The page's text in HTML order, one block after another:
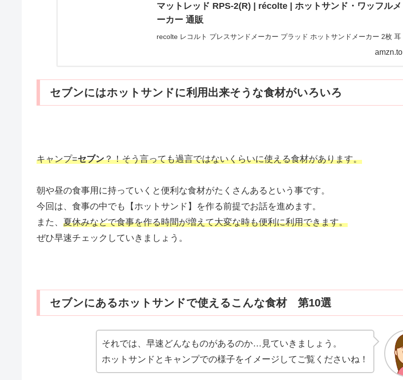
マットレッド RPS-2(R) | récolte | ホットサンド・ワッフルメ
ーカー 通販
recolte レコルト プレスサンドメーカー プラッド ホットサンドメーカー 2枚 耳
フルメーカーストアでいつでもお買い得。当日お急ぎ便対象商品は、当日お...
amzn.to
セブンにはホットサンドに利用出来そうな食材がいろいろ
キャンプ=セブン？！そう言っても過言ではないくらいに使える食材があります。
朝や昼の食事用に持っていくと便利な食材がたくさんあるという事です。
今回は、食事の中でも【ホットサンド】を作る前提でお話を進めます。
また、 夏休みなどで食事を作る時間が増えて大変な時も便利に利用できます。
ぜひ早速チェックしていきましょう。
セブンにあるホットサンドで使えるこんな食材 第10選
それでは、早速どんなものがあるのか…見ていきましょう。
ホットサンドとキャンプでの様子をイメージしてご覧くださいね！